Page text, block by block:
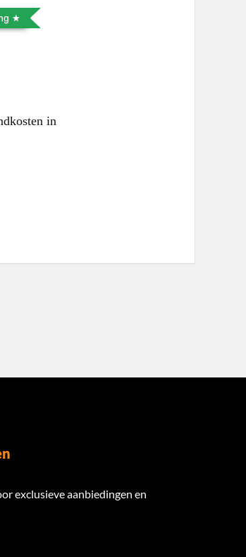
in
exclusieve aanbiedingen en